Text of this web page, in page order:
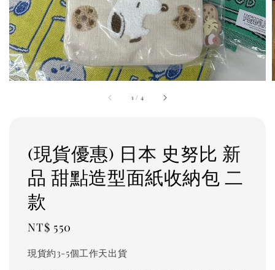
1 / 4
(現貨優惠) 日本 史努比 新
品 甜點造型面紙收納包 二
款
Regular
NT$ 550
現貨約3-5個工作天出貨